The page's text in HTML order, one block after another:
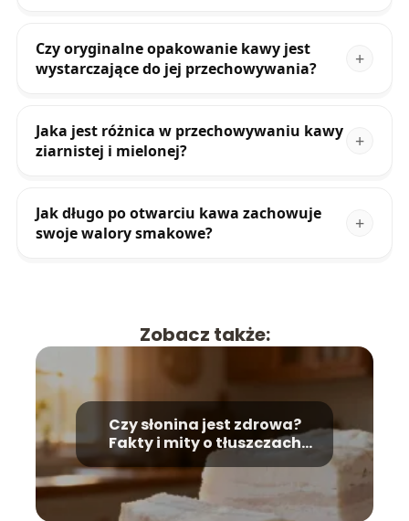
Czy oryginalne opakowanie kawy jest
wystarczające do jej przechowywania?
Jaka jest różnica w przechowywaniu kawy
ziarnistej i mielonej?
Jak długo po otwarciu kawa zachowuje
swoje walory smakowe?
Zobacz także:
Czy słonina jest zdrowa?
Fakty i mity o tłuszczach
zwierzęcych